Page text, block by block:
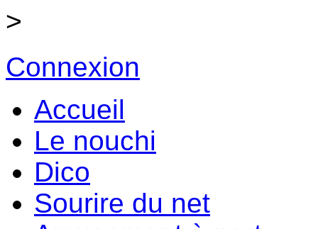
>
Connexion
Accueil
Le nouchi
Dico
Sourire du net